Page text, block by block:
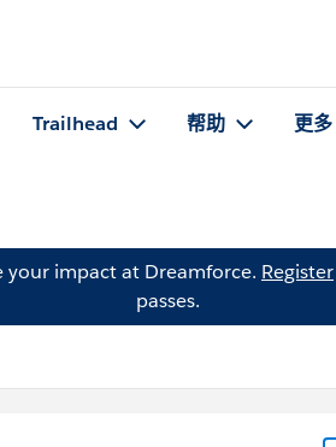
Trailhead 帮助 更多
your impact at Dreamforce. Register
passes.